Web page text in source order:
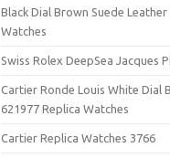
Black Dial Brown Suede
Watches
Swiss Rolex DeepSea Jacques
Cartier Ronde Louis White Dial
621977 Replica Watches
Cartier Replica Watches 3766